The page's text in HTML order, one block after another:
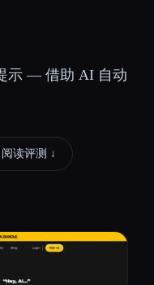
示 — 借助 AI 自动
阅读评测 ↓︎